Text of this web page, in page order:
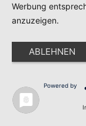
April 2023
März 2023
Januar 2023
Werbung
anzuzeigen.
ABLEHNEN
Powered by